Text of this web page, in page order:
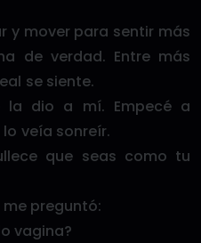
y mover para sentir más
de verdad. Entre más
se siente.
la dio a mí. Empecé a
veía sonreír.
que seas como tu
preguntó:
vagina?